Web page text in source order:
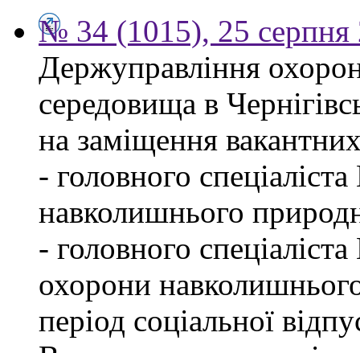
№ 34 (1015), 25 серпня
Держуправління
середовища в
на заміщення
- головного
навколишнього
- головного
охорони
період соціальної